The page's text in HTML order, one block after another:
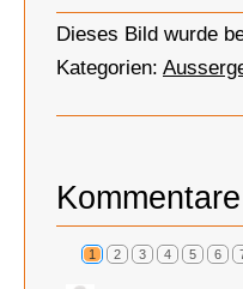
Dieses Bild wurde
Kategorien:
Kommentare
1 2 3 4 5 6